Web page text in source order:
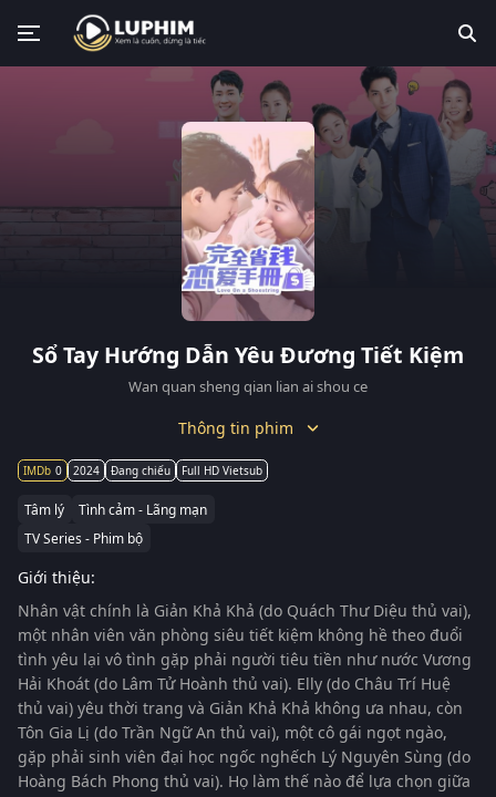
Sổ Tay Hướng Dẫn Yêu Đương Tiết Kiệm
Wan quan sheng qian lian ai shou ce
Thông tin phim
0 2024 Đang chiếu Full HD Vietsub
Tâm lý
Tình cảm - Lãng mạn
TV Series - Phim bộ
Giới thiệu:
Nhân vật chính là Giản Khả Khả (do Quách Thư Diệu thủ vai),
một nhân viên văn phòng siêu tiết kiệm không hề theo đuổi
tình yêu lại vô tình gặp phải người tiêu tiền như nước Vương
Hải Khoát (do Lâm Tử Hoành thủ vai). Elly (do Châu Trí Huệ
thủ vai) yêu thời trang và Giản Khả Khả không ưa nhau, còn
Tôn Gia Lị (do Trần Ngữ An thủ vai), một cô gái ngọt ngào,
gặp phải sinh viên đại học ngốc nghếch Lý Nguyên Sùng (do
Hoàng Bách Phong thủ vai). Họ làm thế nào để lựa chọn giữa